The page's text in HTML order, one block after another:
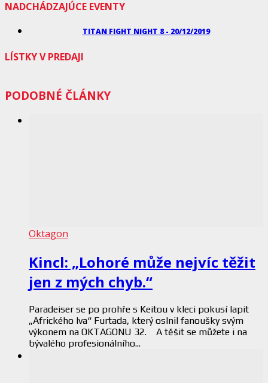
NADCHÁDZAJÚCE EVENTY
TITAN FIGHT NIGHT 8 - 20/12/2019
LÍSTKY V PREDAJI
PODOBNÉ ČLÁNKY
Oktagon
Kincl: „Lohoré může nejvíc těžit
jen z mých chyb.“
Paradeiser se po prohře s Keitou v kleci pokusí lapit
„Afrického lva“ Furtada, který oslnil fanoušky svým
výkonem na OKTAGONU 32. A těšit se můžete i na
bývalého profesionálního...